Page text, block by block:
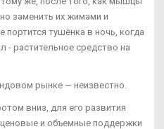
заменить их жимами и
тушёнка в ночь, когда
- растительное средство на
рынке — неизвестно.
вниз, для его развития
и объемные поддержки